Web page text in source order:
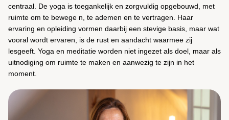
centraal. De yoga is toegankelijk en zorgvuldig opgebouwd, met
ruimte om te bewege n, te ademen en te vertragen. Haar
ervaring en opleiding vormen daarbij een stevige basis, maar wat
vooral wordt ervaren, is de rust en aandacht waarmee zij
lesgeeft. Yoga en meditatie worden niet ingezet als doel, maar als
uitnodiging om ruimte te maken en aanwezig te zijn in het
moment.